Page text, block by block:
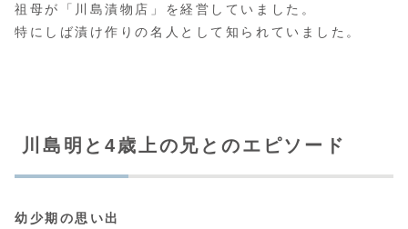
祖母が「川島漬物店」を経営していました。
特にしば漬け作りの名人として知られていました。
川島明と4歳上の兄とのエピソード
幼少期の思い出